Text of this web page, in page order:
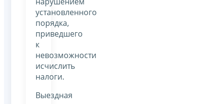
установленного
порядка,
приведшего
к
невозможности
исчислить
налоги.
Выездная